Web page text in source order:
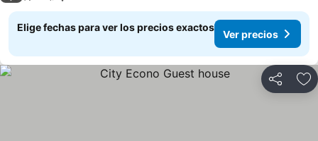
Elige fechas para ver los precios exactos
Ver precios
Compartir